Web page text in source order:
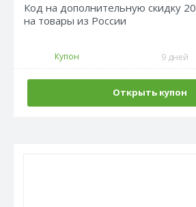
Код на дополнительную скидку
на товары из России
Купон 9 дней
Открыть купон